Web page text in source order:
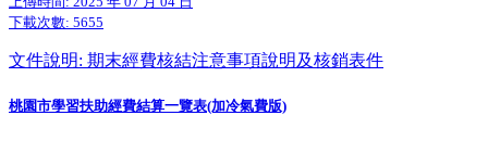
下載次數: 5655
文件說明: 期末經費核結注意事項說明及核銷表件
桃園市學習扶助經費結算一覽表(加冷氣費版)